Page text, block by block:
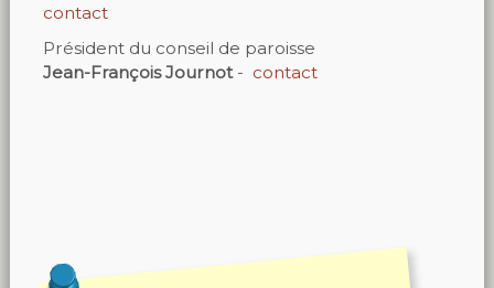
contact
Président du conseil de paroisse
Jean-François Journot- contact